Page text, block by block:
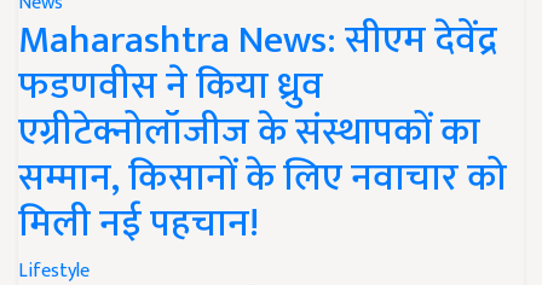
Maharashtra News: सीएम देवेंद्र
फडणवीस ने किया ध्रुव
एग्रीटेक्नोलॉजीज के संस्थापकों का
सम्मान, किसानों के लिए नवाचार को
मिली नई पहचान!
Lifestyle